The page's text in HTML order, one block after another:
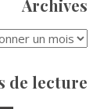
Archives
de lecture